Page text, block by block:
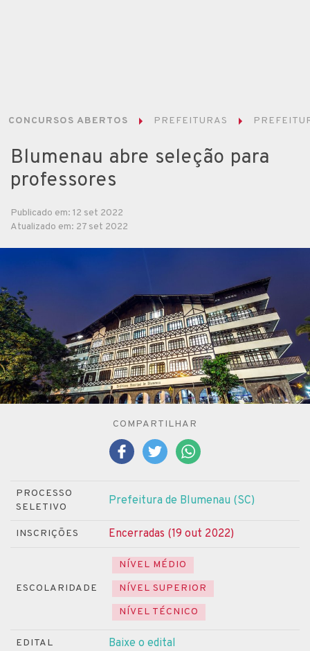
CONCURSOS ABERTOS PREFEITURAS
Blumenau abre seleção para
professores
Publicado em: 12 set 2022
Atualizado em: 27 set 2022
COMPARTILHAR
PROCESSO
SELETIVO
Prefeitura de Blumenau (SC)
INSCRIÇÕES Encerradas (19 out 2022)
ESCOLARIDADE
NÍVEL MÉDIO
NÍVEL SUPERIOR
NÍVEL TÉCNICO
EDITAL Baixe o edital